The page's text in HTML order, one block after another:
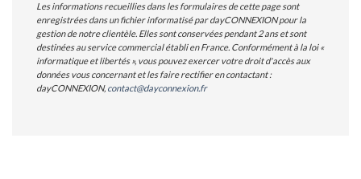
Les informations recueillies dans les formulaires de cette page sont
enregistrées dans un fichier informatisé par dayCONNEXION pour la
gestion de notre clientèle. Elles sont conservées pendant 2 ans et sont
destinées au service commercial établi en France. Conformément à la loi «
informatique et libertés », vous pouvez exercer votre droit d'accès aux
données vous concernant et les faire rectifier en contactant :
dayCONNEXION, contact@dayconnexion.fr